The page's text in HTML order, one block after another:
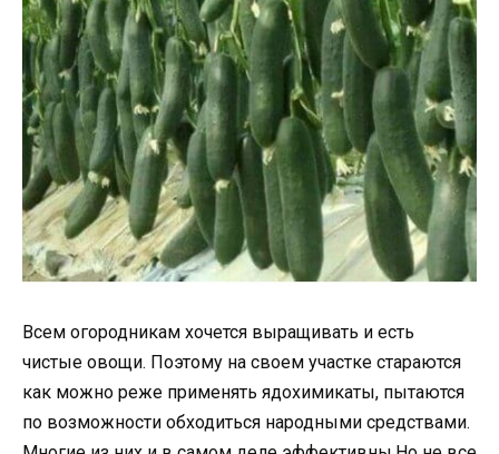
Всем огородникам хочется выращивать и есть
чистые овощи. Поэтому на своем участке стараются
как можно реже применять ядохимикаты, пытаются
по возможности обходиться народными средствами.